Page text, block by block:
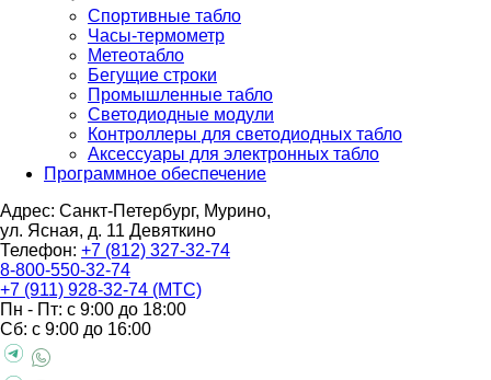
Спортивные табло
Часы-термометр
Метеотабло
Бегущие строки
Промышленные табло
Светодиодные модули
Контроллеры для светодиодных табло
Аксессуары для электронных табло
Программное обеспечение
Адрес: Санкт-Петербург, Мурино,
ул. Ясная, д. 11 Девяткино
Телефон: +7 (812) 327-32-74
8-800-550-32-74
+7 (911) 928-32-74 (МТС)
Пн - Пт: с 9:00 до 18:00
Сб: с 9:00 до 16:00